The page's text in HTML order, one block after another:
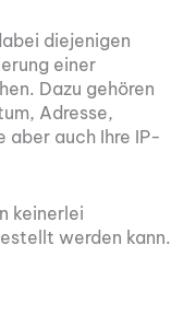
diejenigen
einer
Dazu gehören
Adresse,
aber auch Ihre IP-
keinerlei
werden kann.